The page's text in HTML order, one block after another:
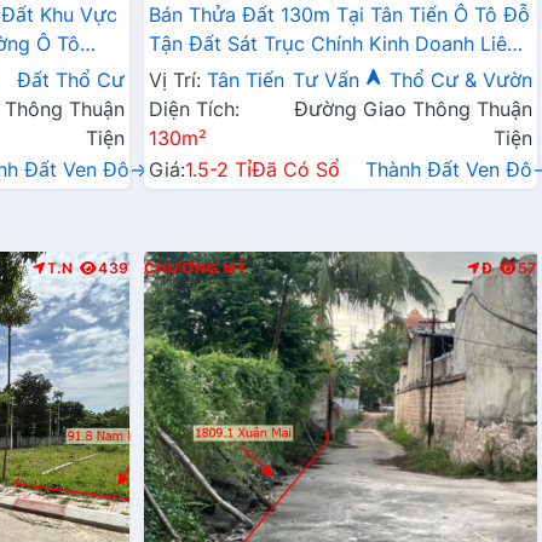
Khu Vực
Ô Tô
Liên Xã
Đất Thổ Cư
Thuận
Tiện
Đất Ven Đô→
Bán Thửa Đất 130m Tại Tân Tiến Ô Tô Đỗ
Tận Đất Sát Trục Chính Kinh Doanh Liên
Xã
Vị Trí: Tân Tiến Tư Vấn
Thổ Cư & Vườn
Diện Tích:
130m²
Đường Giao Thông Thuận
Tiện
Giá:1.5-2 TỉĐã Có Sổ Thành Đất Ven
T.N 439 CHƯƠNG MỸ Đ 57